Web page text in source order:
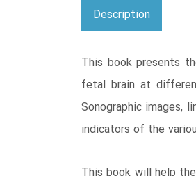
Description
This book presents
fetal brain at
Sonographic images,
indicators of the